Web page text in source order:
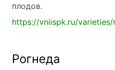
плодов.
https://vniispk.ru/varieties/
Рогнеда